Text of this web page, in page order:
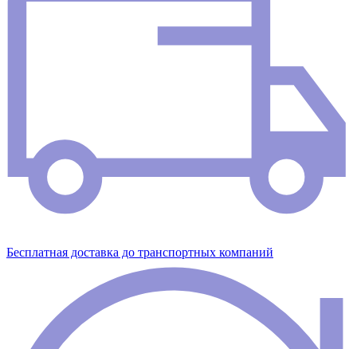
Бесплатная доставка до транспортных компаний